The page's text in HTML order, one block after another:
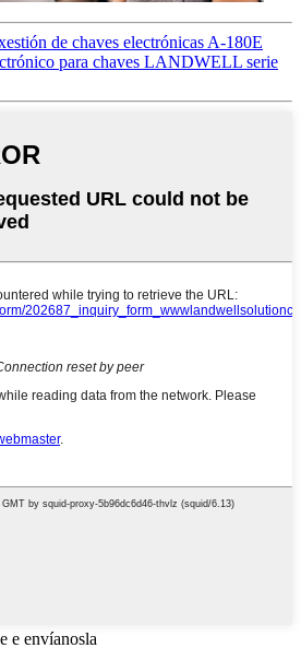
de chaves electrónicas A-180E
para chaves LANDWELL serie
e envíanosla